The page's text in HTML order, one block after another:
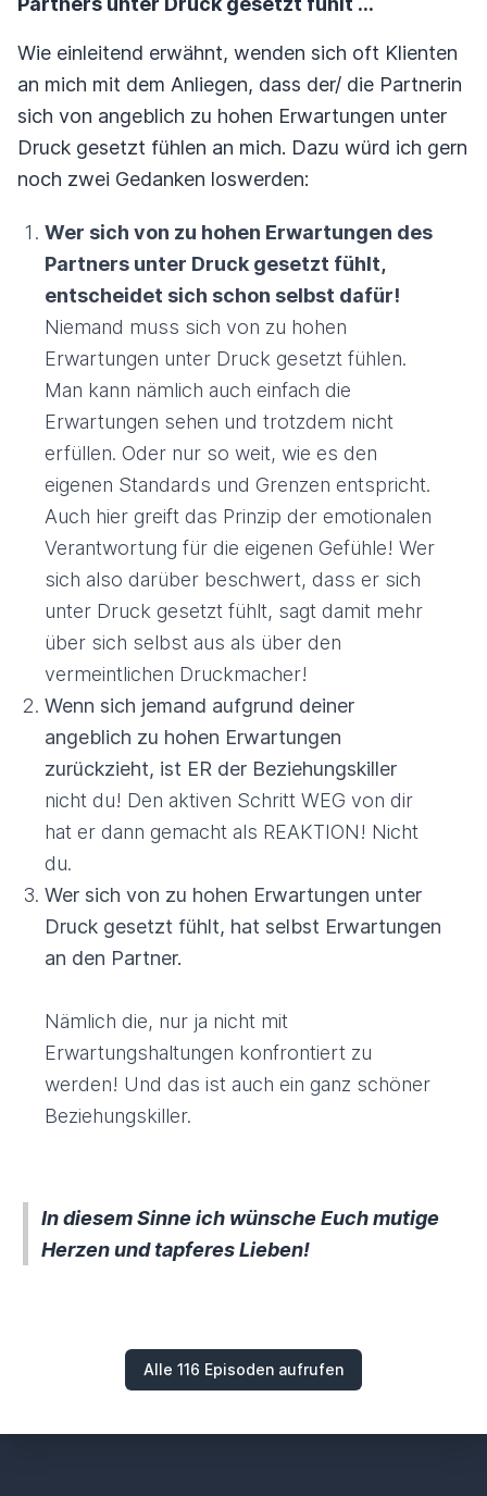
Wie einleitend erwähnt, wenden sich oft Klienten
an mich mit dem Anliegen, dass der/ die Partnerin
sich von angeblich zu hohen Erwartungen unter
Druck gesetzt fühlen an mich. Dazu würd ich gern
noch zwei Gedanken loswerden:
Wer sich von zu hohen Erwartungen des
Partners unter Druck gesetzt fühlt,
entscheidet sich schon selbst dafür!
Niemand muss sich von zu hohen
Erwartungen unter Druck gesetzt fühlen.
Man kann nämlich auch einfach die
Erwartungen sehen und trotzdem nicht
erfüllen. Oder nur so weit, wie es den
eigenen Standards und Grenzen entspricht.
Auch hier greift das Prinzip der emotionalen
Verantwortung für die eigenen Gefühle! Wer
sich also darüber beschwert, dass er sich
unter Druck gesetzt fühlt, sagt damit mehr
über sich selbst aus als über den
vermeintlichen Druckmacher!
Wenn sich jemand aufgrund deiner
angeblich zu hohen Erwartungen
zurückzieht, ist ER der Beziehungskiller
nicht du! Den aktiven Schritt WEG von dir
hat er dann gemacht als REAKTION! Nicht
du.
Wer sich von zu hohen Erwartungen unter
Druck gesetzt fühlt, hat selbst Erwartungen
an den Partner.
Nämlich die, nur ja nicht mit
Erwartungshaltungen konfrontiert zu
werden! Und das ist auch ein ganz schöner
Beziehungskiller.
In diesem Sinne ich wünsche Euch mutige
Herzen und tapferes Lieben!
Alle 116 Episoden aufrufen